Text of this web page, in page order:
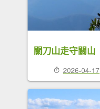
關刀山走守關山
2026-04-17